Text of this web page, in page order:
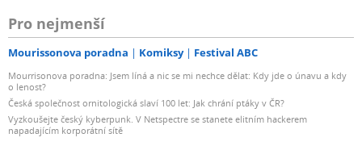
Pro nejmenší
Mourissonova poradna Komiksy Festival ABC
Mourrisonova poradna: Jsem líná a nic se mi nechce dělat: Kdy jde o únavu a kdy
o lenost?
Česká společnost ornitologická slaví 100 let: Jak chrání ptáky v ČR?
Vyzkoušejte český kyberpunk. V Netspectre se stanete elitním hackerem
napadajícím korporátní sítě